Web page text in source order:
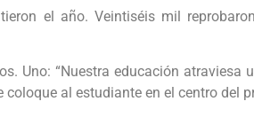
el año. Veintiséis mil
Uno: “Nuestra educación atraviesa
al estudiante en el centro del